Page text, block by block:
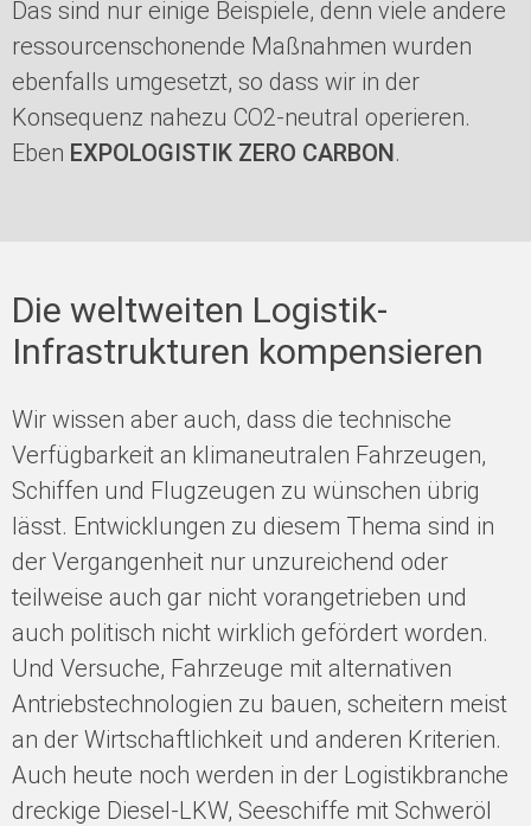
Das sind nur einige Beispiele, denn viele andere
ressourcenschonende Maßnahmen wurden
ebenfalls umgesetzt, so dass wir in der
Konsequenz nahezu CO2-neutral operieren.
Eben EXPOLOGISTIK ZERO CARBON .
Die weltweiten Logistik-
Infrastrukturen kompensieren
Wir wissen aber auch, dass die technische
Verfügbarkeit an klimaneutralen Fahrzeugen,
Schiffen und Flugzeugen zu wünschen übrig
lässt. Entwicklungen zu diesem Thema sind in
der Vergangenheit nur unzureichend oder
teilweise auch gar nicht vorangetrieben und
auch politisch nicht wirklich gefördert worden.
Und Versuche, Fahrzeuge mit alternativen
Antriebstechnologien zu bauen, scheitern meist
an der Wirtschaftlichkeit und anderen Kriterien.
Auch heute noch werden in der Logistikbranche
dreckige Diesel-LKW, Seeschiffe mit Schweröl